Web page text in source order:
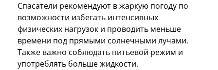
Спасатели рекомендуют в жаркую погоду по
возможности избегать интенсивных
физических нагрузок и проводить меньше
времени под прямыми солнечными лучами.
Также важно соблюдать питьевой режим и
употреблять больше жидкости.